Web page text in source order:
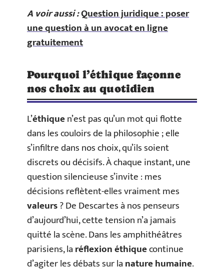
A voir aussi :Question juridique : poser
une question à un avocat en ligne
gratuitement
Pourquoi l’éthique façonne
nos choix au quotidien
L’éthiquen’est pas qu’un mot qui flotte
dans les couloirs de la philosophie ; elle
s’infiltre dans nos choix, qu’ils soient
discrets ou décisifs. À chaque instant, une
question silencieuse s’invite : mes
décisions reflètent-elles vraiment mes
valeurs? De Descartes à nos penseurs
d’aujourd’hui, cette tension n’a jamais
quitté la scène. Dans les amphithéâtres
parisiens, laréflexion éthiquecontinue
d’agiter les débats sur lanature humaine.